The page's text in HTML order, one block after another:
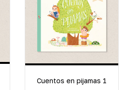
Cuentos en pijamas 1